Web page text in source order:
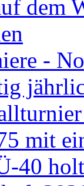
dem
-
mit
40